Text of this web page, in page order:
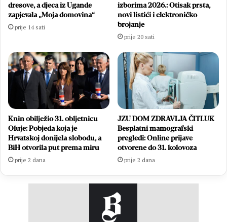
dresove, a djeca iz Ugande
zapjevala „Moja domovina“
prije 14 sati
izborima 2026.: Otisak prsta,
novi listići i elektroničko
brojanje
prije 20 sati
Knin obilježio 31. obljetnicu
Oluje: Pobjeda koja je
Hrvatskoj donijela slobodu, a
BiH otvorila put prema miru
prije 2 dana
JZU DOM ZDRAVLJA ČITLUK
Besplatni mamografski
pregledi: Online prijave
otvorene do 31. kolovoza
prije 2 dana